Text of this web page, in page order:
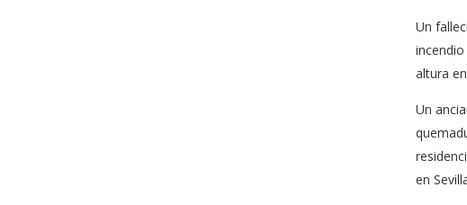
Un
altura
Un
en